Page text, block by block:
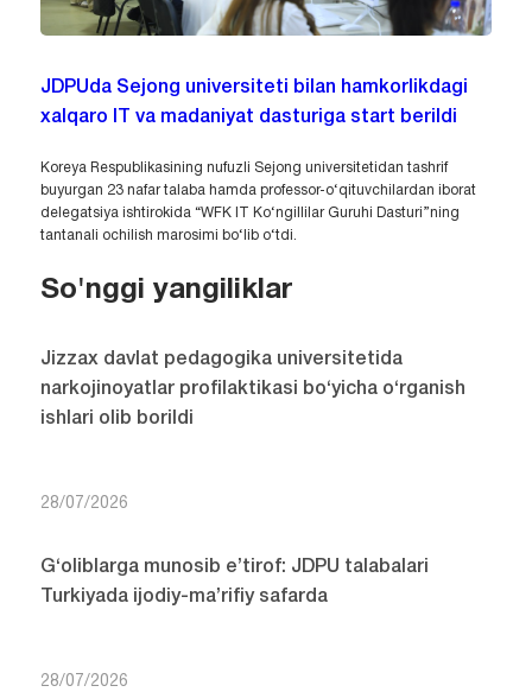
JDPUda Sejong universiteti bilan hamkorlikdagi
xalqaro IT va madaniyat dasturiga start berildi
Koreya Respublikasining nufuzli Sejong universitetidan tashrif
buyurgan 23 nafar talaba hamda professor-o‘qituvchilardan iborat
delegatsiya ishtirokida “WFK IT Ko‘ngillilar Guruhi Dasturi”ning
tantanali ochilish marosimi bo‘lib o‘tdi.
So'nggi yangiliklar
Jizzax davlat pedagogika universitetida
narkojinoyatlar profilaktikasi bo‘yicha o‘rganish
ishlari olib borildi
28/07/2026
G‘oliblarga munosib e’tirof: JDPU talabalari
Turkiyada ijodiy-ma’rifiy safarda
28/07/2026